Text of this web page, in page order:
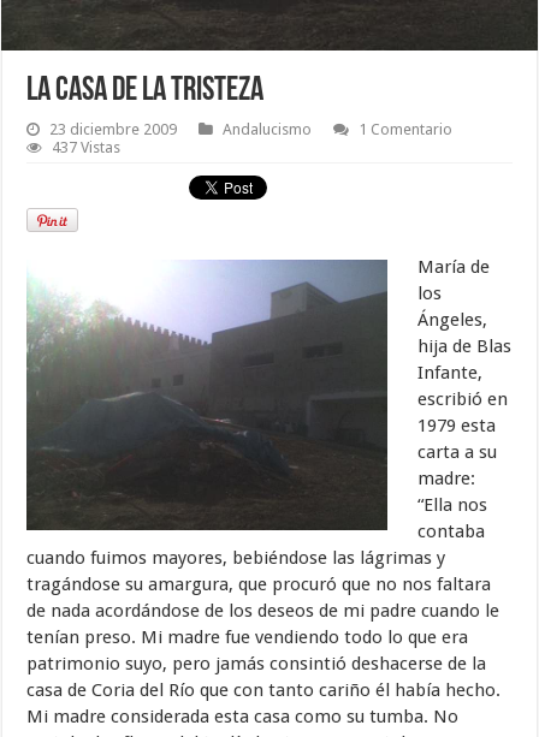
La casa de la tristeza
23 diciembre 2009 Andalucismo
1 Comentario
437 Vistas
María de
los
Ángeles,
hija de Blas
Infante,
escribió en
1979 esta
carta a su
madre:
“Ella nos
contaba
cuando fuimos mayores, bebiéndose las lágrimas y
tragándose su amargura, que procuró que no nos faltara
de nada acordándose de los deseos de mi padre cuando le
tenían preso. Mi madre fue vendiendo todo lo que era
patrimonio suyo, pero jamás consintió deshacerse de la
casa de Coria del Río que con tanto cariño él había hecho.
Mi madre considerada esta casa como su tumba. No